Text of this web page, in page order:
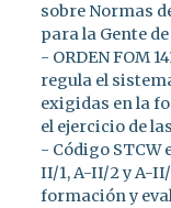
sobre Normas
para la Gente de
- ORDEN FOM
regula el
exigidas en la
el ejercicio de
- Código STCW
II/1, A-II/2 y A-
formación y